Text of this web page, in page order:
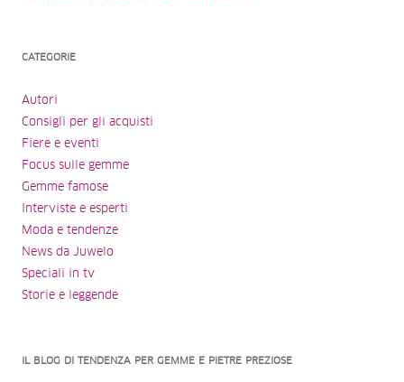
CATEGORIE
Autori
Consigli per gli acquisti
Fiere e eventi
Focus sulle gemme
Gemme famose
Interviste e esperti
Moda e tendenze
News da Juwelo
Speciali in tv
Storie e leggende
IL BLOG DI TENDENZA PER GEMME E PIETRE PREZIOSE